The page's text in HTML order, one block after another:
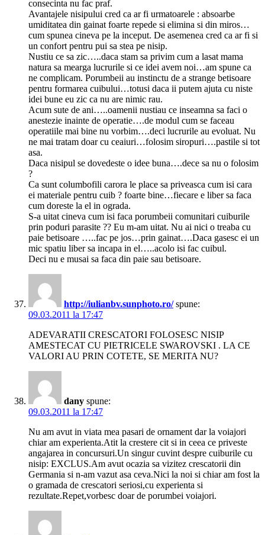
consecinta nu fac praf.
Avantajele nisipului cred ca ar fi urmatoarele : absoarbe
umiditatea din gainat foarte repede si elimina si din miros…
cum spunea cineva pe la inceput. De asemenea cred ca ar fi si
un confort pentru pui sa stea pe nisip.
Nustiu ce sa zic…..daca stam sa privim cum a lasat mama
natura sa mearga lucrurile si ce idei avem noi…am spune ca
ne complicam. Porumbeii au instinctu de a strange betisoare
pentru formarea cuibului…totusi daca ii putem ajuta cu niste
idei bune eu zic ca nu are nimic rau.
Acum sute de ani…..oamenii nustiau ce inseamna sa faci o
anestezie inainte de operatie….de modul cum se faceau
operatiile mai bine nu vorbim….deci lucrurile au evoluat. Nu
ne mai tratam doar cu ceaiuri…folosim siropuri….pastile si tot
asa.
Daca nisipul se dovedeste o idee buna….dece sa nu o folosim
?
Ca sunt columbofili carora le place sa priveasca cum isi cara
ei materiale pentru cuib ? foarte bine…fiecare e liber sa faca
cum doreste la el in ograda.
S-a uitat cineva cum isi faca porumbeii comunitari cuiburile
prin poduri parasite ?? Eu m-am uitat. Nu ai nici o treaba cu
paie betisoare …..fac pe jos…prin gainat….Daca gasesc ei un
mic spatiu liber sa incapa in el…..acolo isi fac cuibul.
Deci nu e musai sa faca din paie sau betisoare.
http://iulianbv.sunphoto.ro/ spune:
09.03.2011 la 17:47
ADEVARATII CRESCATORI FOLOSESC NISIP
AMESTECAT CU PIETRICELE SWAROVSKI . LA CE
VALORI AU PRIN COTETE, SE MERITA NU?
dany spune:
09.03.2011 la 17:47
Nu am avut in viata mea pasari de ornament dar la voiajori
chiar am experienta.Atit la crestere cit si in ceea ce priveste
angajarea in concursuri.Un singur cuvint despre cuiburile cu
nisip: EXCLUS.Am avut ocazia sa vizitez crescatorii din
Germania si n-am vazut asa ceva.Nici la noi si chiar am fost la
o gramada de crescatori seriosi,cu experienta si
rezultate.Repet,vorbesc doar de porumbei voiajori.